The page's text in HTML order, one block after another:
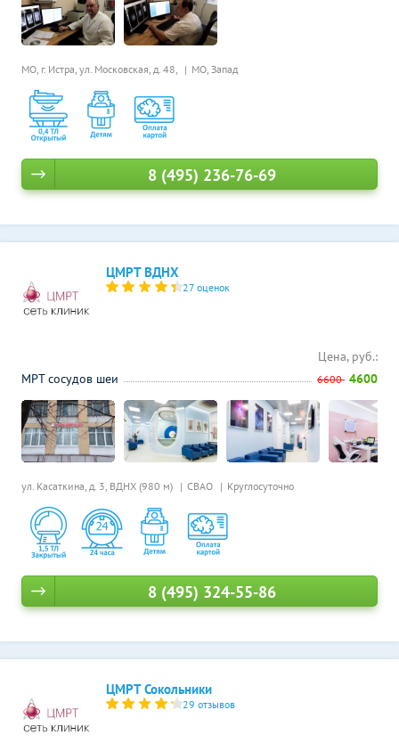
МО, г. Истра, ул. Московская, д. 48, МО, Запад
8 (495) 236-76-69
ЦМРТ ВДНХ
27 оценок
ул. Касаткина, д. 3, ВДНХ (980 м) СВАО Круглосуточно
Цена, руб.:
МРТ сосудов шеи
6600 4600
8 (495) 324-55-86
ЦМРТ Сокольники
29 отзывов